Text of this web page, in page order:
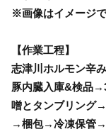
※画像はイメージで
【作業工程】
志津川ホルモン辛
豚内臓入庫&検品
噌とタンブリング
→梱包→冷凍保管→